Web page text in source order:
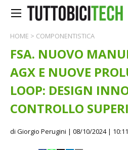
HOME > COMPONENTISTICA
FSA. NUOVO
AGX E NUOVE
LOOP: DESIGN
CONTROLLO
di Giorgio Perugini | 08/10/2024 | 10:11